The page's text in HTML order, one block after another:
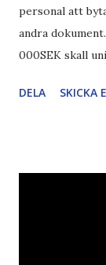
personal att
andra
000SEK skall
"bläck". Dels så
DELA SKICKA